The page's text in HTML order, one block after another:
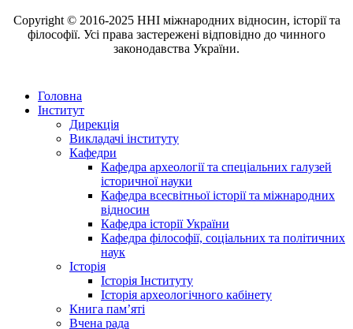
Copyright © 2016-2025 ННІ міжнародних відносин, історії та
філософії. Усі права застережені відповідно до чинного
законодавства України.
Головна
Інститут
Дирекція
Викладачі інституту
Кафедри
Кафедра археології та спеціальних галузей
історичної науки
Кафедра всесвітньої історії та міжнародних
відносин
Кафедра історії України
Кафедра філософії, соціальних та політичних
наук
Історія
Історія Інституту
Історія археологічного кабінету
Книга памʼяті
Вчена рада